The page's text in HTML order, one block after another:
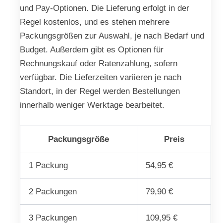
und Pay-Optionen. Die Lieferung erfolgt in der
Regel kostenlos, und es stehen mehrere
Packungsgrößen zur Auswahl, je nach Bedarf und
Budget. Außerdem gibt es Optionen für
Rechnungskauf oder Ratenzahlung, sofern
verfügbar. Die Lieferzeiten variieren je nach
Standort, in der Regel werden Bestellungen
innerhalb weniger Werktage bearbeitet.
Packungsgröße Preis
1 Packung 54,95 €
2 Packungen 79,90 €
3 Packungen 109,95 €